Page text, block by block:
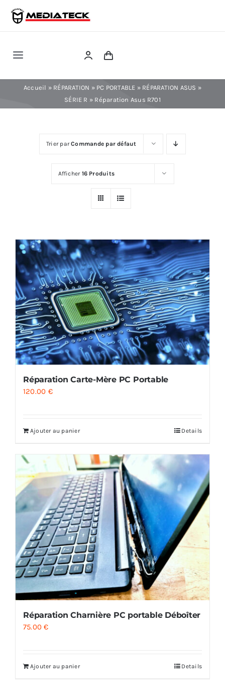
Skip
Toggle
Navigation
RÉPARATION
AUDIO
MAISON
PROMOTION
Accueil » RÉPARATION » PC PORTABLE » RÉPARATION ASUS »
SÉRIE R » Réparation Asus R701
Trier parCommande par défaut
Afficher 16 Produits
Réparation Carte-Mère PC Portable
120.00 €
Ajouter au panier Details
Réparation Charnière PC portable Déboîter
75.00€
Ajouter au panier Details